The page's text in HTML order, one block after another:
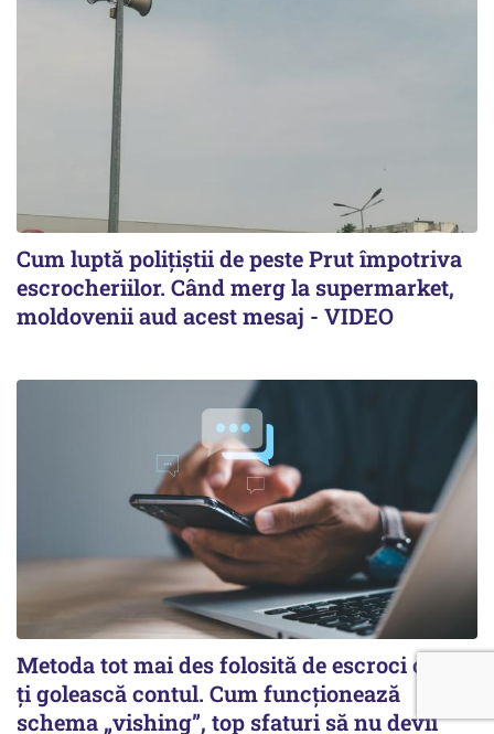
Cum luptă polițiștii de peste Prut împotriva
escrocheriilor. Când merg la supermarket,
moldovenii aud acest mesaj - VIDEO
Metoda tot mai des folosită de escroci ca să-
ți golească contul. Cum funcționează
schema „vishing”, top sfaturi să nu devii